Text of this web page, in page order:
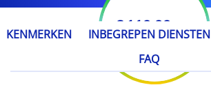
€ 119,99 / jaar
KENMERKEN INBEGREPEN DIENSTEN
FAQ